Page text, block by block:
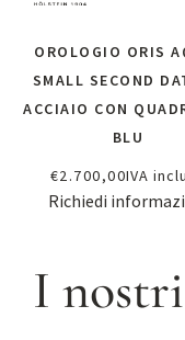
OROLOGIO ORIS
SMALL SECOND
ACCIAIO CON
BLU
€2.700,00IVA
Richiedi
I